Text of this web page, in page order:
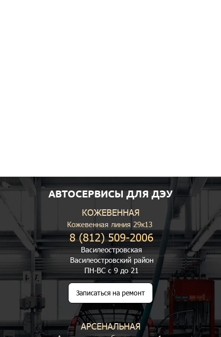
АВТОСЕРВИСЫ ДЛЯ ДЭУ
КОЖЕВЕННАЯ
Кожевенная линия 29к13
8 (812) 509-2006
Василеостровская
Василеостровский район
ПН-ВС с 9 до 21
Записаться на ремонт
АРСЕНАЛЬНАЯ